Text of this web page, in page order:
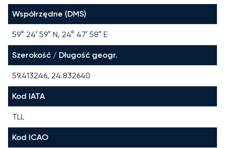
Współrzędne (DMS)
59° 24′ 59″ N, 24° 47′ 58″ E
Szerokość / Długość geogr.
59.413246, 24.832640
Kod IATA
TLL
Kod ICAO